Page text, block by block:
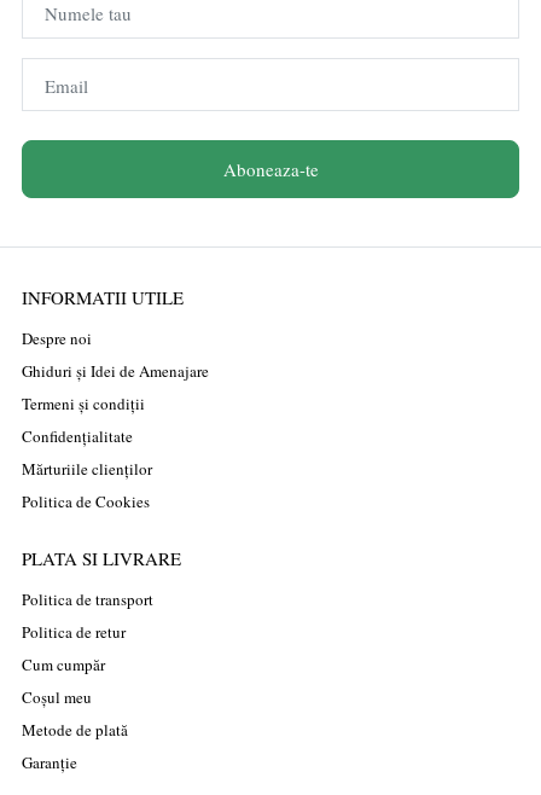
Numele tau
Email
Aboneaza-te
INFORMATII UTILE
Despre noi
Ghiduri și Idei de Amenajare
Termeni și condiții
Confidențialitate
Mărturiile clienților
Politica de Cookies
PLATA SI LIVRARE
Politica de transport
Politica de retur
Cum cumpăr
Coșul meu
Metode de plată
Garanție